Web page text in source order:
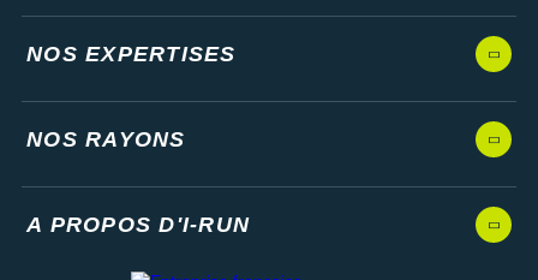
NOS EXPERTISES
NOS RAYONS
A PROPOS D'I-RUN